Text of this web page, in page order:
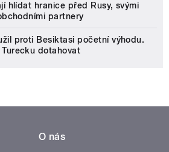
hlídat hranice před Rusy, svými
partnery
proti Besiktasi početní výhodu.
dotahovat
O nás